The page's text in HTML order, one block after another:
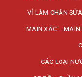
VỈ LÀM CHÂN
MAIN XÁC – MAIN
CÁC LOẠI